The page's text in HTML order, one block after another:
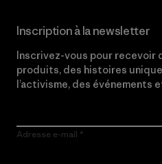
Inscription à la newsletter
Inscrivez-vous pour recevoir
produits, des histoires
l’activisme, des événements
Adresse e-mail